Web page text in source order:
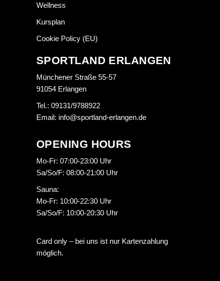
Wellness
Kursplan
Cookie Policy (EU)
SPORTLAND ERLANGEN
Münchener Straße 55-57
91054 Erlangen
Tel.: 09131/9788922
Email: info@sportland-erlangen.de
OPENING HOURS
Mo-Fr: 07:00-23:00 Uhr
Sa/So/F: 08:00-21:00 Uhr
Sauna:
Mo-Fr: 10:00-22:30 Uhr
Sa/So/F: 10:00-20:30 Uhr
Card only – bei uns ist nur Kartenzahlung
möglich.